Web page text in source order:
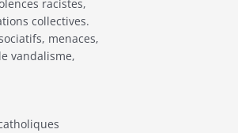
racistes,
collectives.
menaces,
vandalisme,